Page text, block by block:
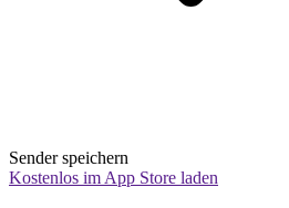
Sender speichern
Kostenlos im App Store laden